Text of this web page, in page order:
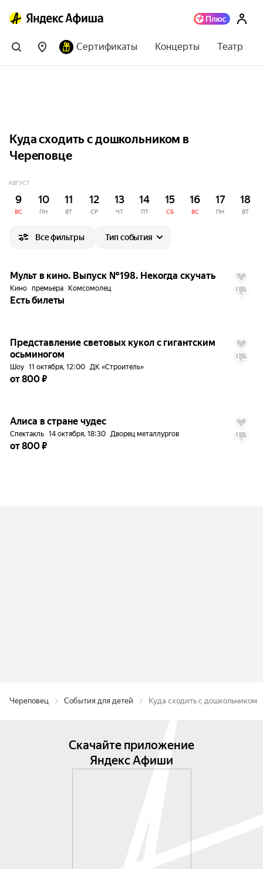
Сертификаты Концерты Театр
Куда сходить с дошкольником в
Череповце
АВГУСТ
9
ВС
10
ПН
11
ВТ
12
СР
13
ЧТ
14
ПТ
15
СБ
16
ВС
17
ПН
18
ВТ
Все фильтры Тип события
Мульт в кино. Выпуск №198. Некогда скучать
Кино премьера Комсомолец
Есть билеты
Представление световых кукол с гигантским
осьминогом
Шоу 11 октября, 12:00 ДК «Строитель»
от 800 ₽
Алиса в стране чудес
Спектакль 14 октября, 18:30 Дворец металлургов
от 800 ₽
Череповец События для детей Куда сходить с дошкольником
Скачайте приложение
Яндекс Афиши